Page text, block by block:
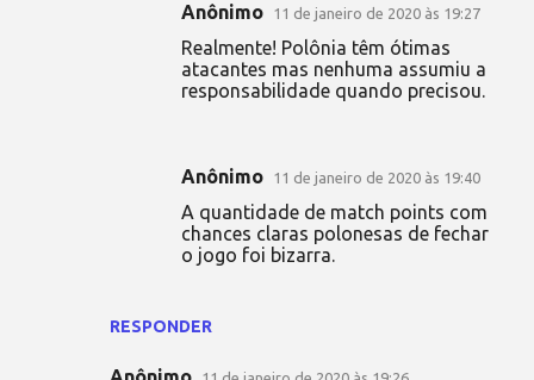
RESPONDER
Anônimo 11 de janeiro de 2020 às 19:27
Realmente! Polônia têm ótimas
atacantes mas nenhuma assumiu a
responsabilidade quando precisou.
Anônimo 11 de janeiro de 2020 às 19:40
A quantidade de match points com
chances claras polonesas de fechar
o jogo foi bizarra.